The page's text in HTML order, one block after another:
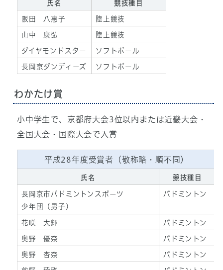
氏名 競技種目
阪田 八惠子 陸上競技
山中 康弘 陸上競技
ダイヤモンドスター ソフトボール
長岡京ダンディーズ ソフトボール
わかたけ賞
小中学生で、京都府大会3位以内または近畿大会・
全国大会・国際大会で入賞
平成28年度受賞者（敬称略・順不同）
氏名 競技種目
長岡京市バドミントンスポーツ
少年団（男子）
バドミントン
花咲 大輝 バドミントン
奥野 優奈 バドミントン
奥野 杏奈 バドミントン